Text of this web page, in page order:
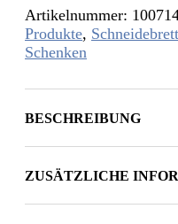
Artikelnummer:
Produkte,
Schenken
BESCHREIBUNG
ZUSÄTZLICHE